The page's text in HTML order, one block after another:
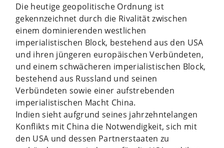
Die heutige geopolitische Ordnung ist
gekennzeichnet durch die Rivalität zwischen
einem dominierenden westlichen
imperialistischen Block, bestehend aus den USA
und ihren jüngeren europäischen Verbündeten,
und einem schwächeren imperialistischen Block,
bestehend aus Russland und seinen
Verbündeten sowie einer aufstrebenden
imperialistischen Macht China.
Indien sieht aufgrund seines jahrzehntelangen
Konflikts mit China die Notwendigkeit, sich mit
den USA und dessen Partnerstaaten zu